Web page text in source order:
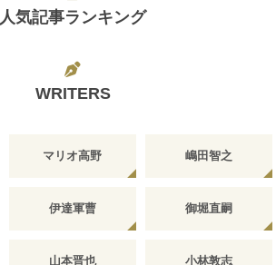
人気記事ランキング
WRITERS
マリオ高野 嶋田智之
伊達軍曹 御堀直嗣
山本晋也 小林敦志